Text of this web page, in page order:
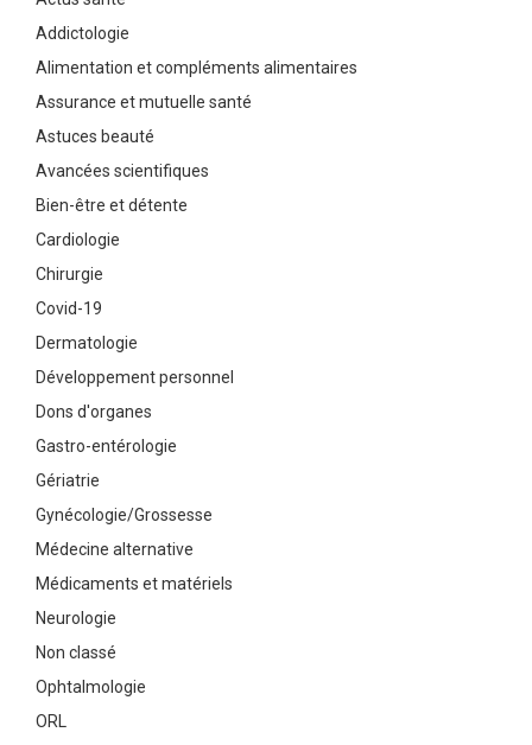
Addictologie
Alimentation et compléments alimentaires
Assurance et mutuelle santé
Astuces beauté
Avancées scientifiques
Bien-être et détente
Cardiologie
Chirurgie
Covid-19
Dermatologie
Développement personnel
Dons d'organes
Gastro-entérologie
Gériatrie
Gynécologie/Grossesse
Médecine alternative
Médicaments et matériels
Neurologie
Non classé
Ophtalmologie
ORL